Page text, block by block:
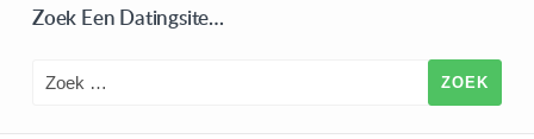
Zoek Een Datingsite…